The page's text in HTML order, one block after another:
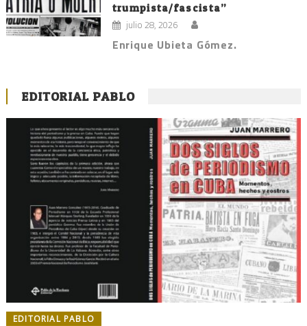
trumpista/fascista”
julio 28, 2026
Enrique Ubieta Gómez.
EDITORIAL PABLO
EDITORIAL PABLO